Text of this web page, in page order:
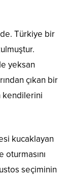
Türkiye bir
yeksan
çıkan bir
kendilerini
kucaklayan
oturmasını
seçiminin